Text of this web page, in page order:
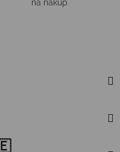
na nákup